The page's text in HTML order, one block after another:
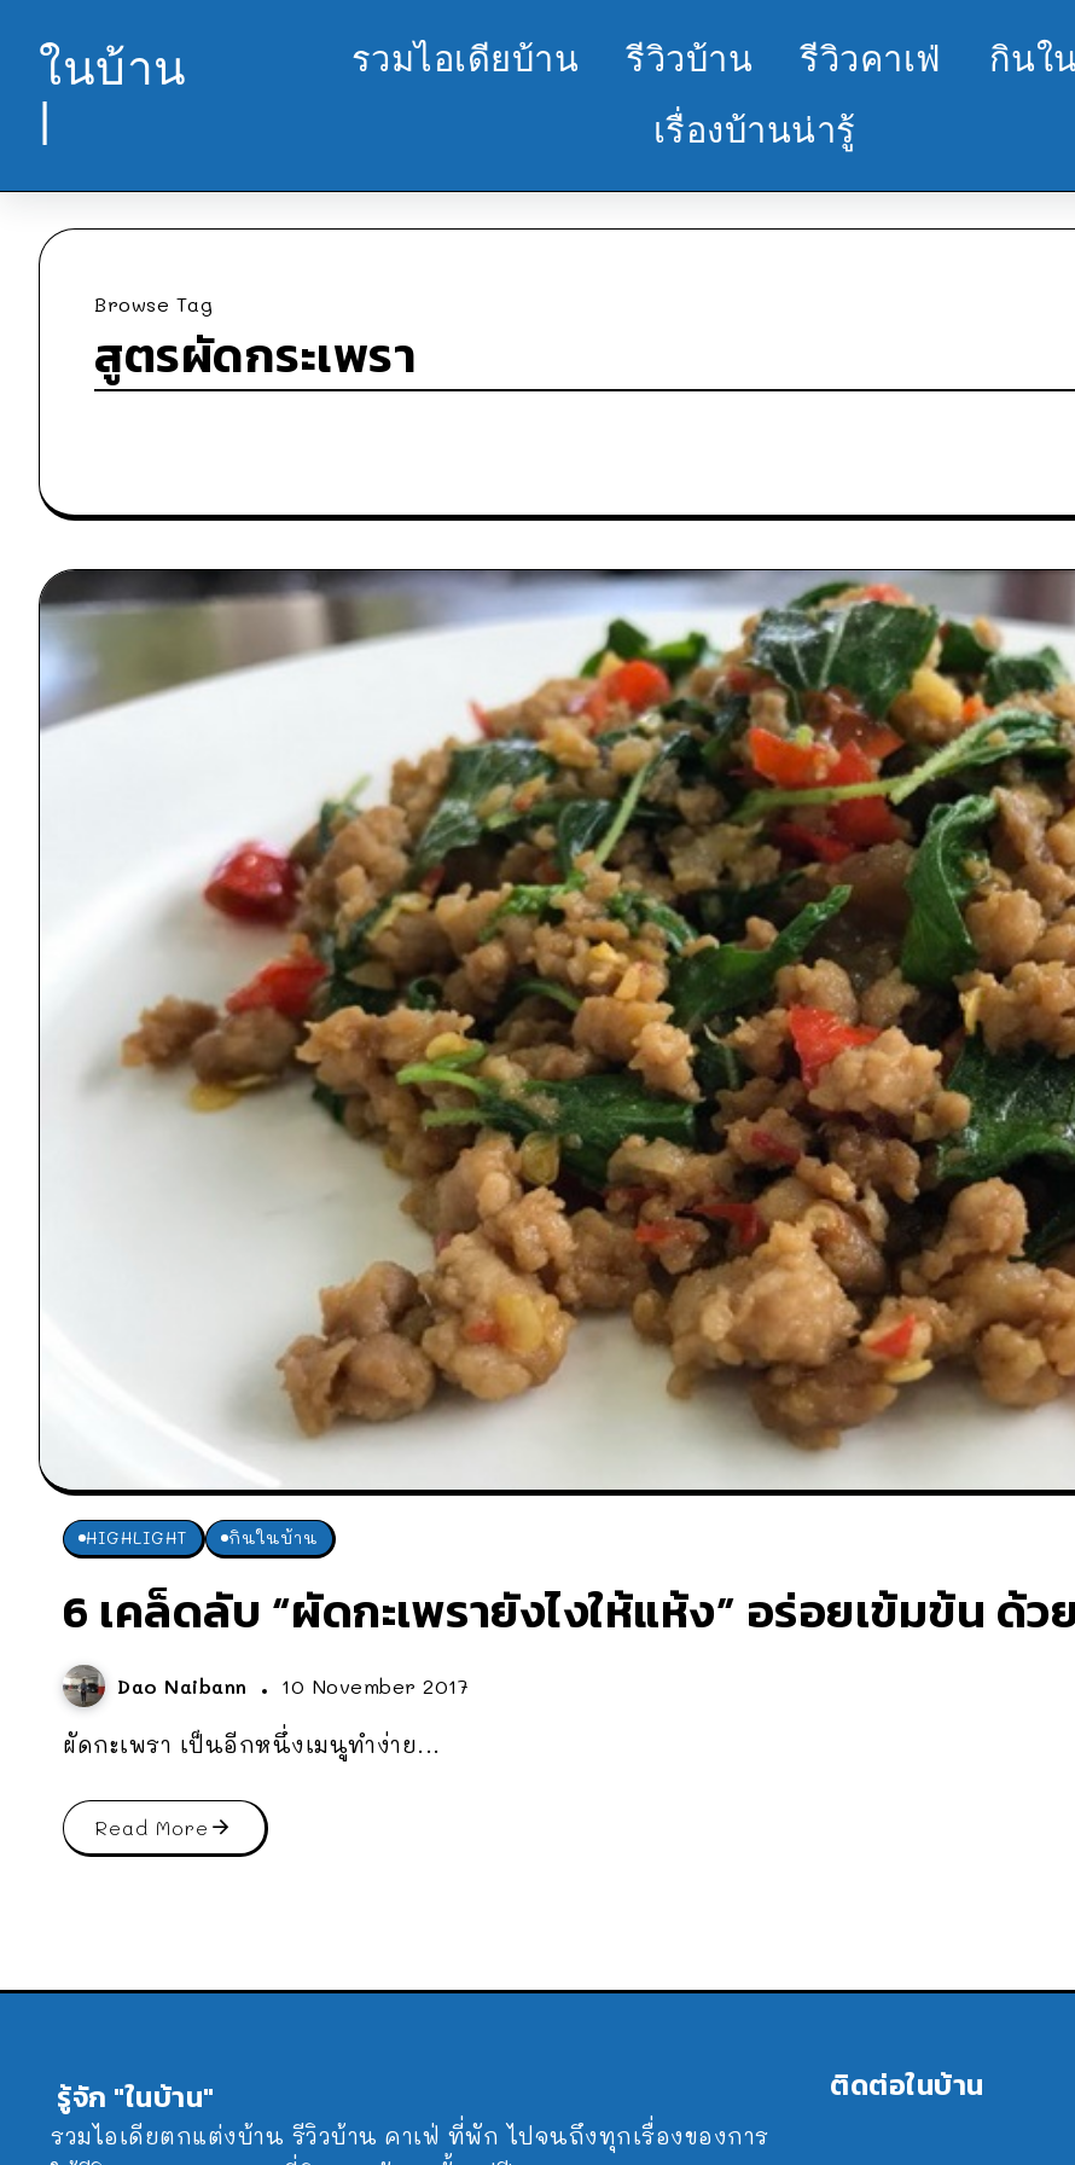
ในบ้าน
|
รวมไอเดียบ้าน รีวิวบ้าน รีวิวคาเฟ่
กินใ
เรื่องบ้านน่ารู้
Browse Tag
สูตรผัดกระเพรา
HIGHLIGHT กินในบ้าน
6 เคล็ดลับ “ผัดกะเพรายังไงให้แห้ง” อร่อยเข้มข้น ด้
Dao Naibann 10 November 2017
ผัดกะเพรา เป็นอีกหนึ่งเมนูทำง่าย...
Read More
รู้จัก "ในบ้าน"
รวมไอเดียตกแต่งบ้าน รีวิวบ้าน คาเฟ่ ที่พัก ไปจนถึงทุกเรื่องของการ
ติดต่อในบ้าน